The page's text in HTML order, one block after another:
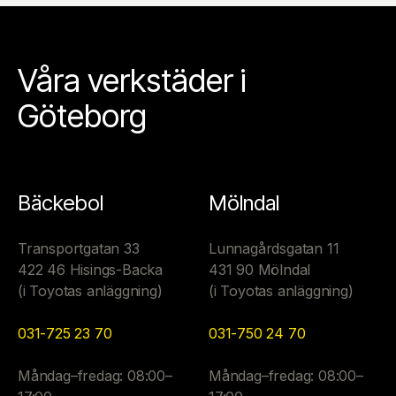
Våra verkstäder i
Göteborg
Bäckebol
Transportgatan 33
422 46 Hisings-Backa
(i Toyotas anläggning)
031-725 23 70
Måndag–fredag: 08:00–
Mölndal
Lunnagårdsgatan 11
431 90 Mölndal
(i Toyotas anläggning)
031-750 24 70
Måndag–fredag: 08:00–